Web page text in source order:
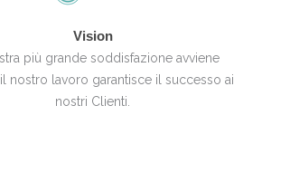
Vision
più grande soddisfazione avviene
nostro lavoro garantisce il successo ai
nostri Clienti.